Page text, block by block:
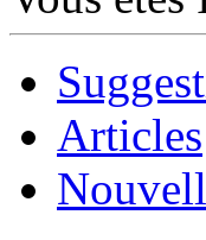
Articles